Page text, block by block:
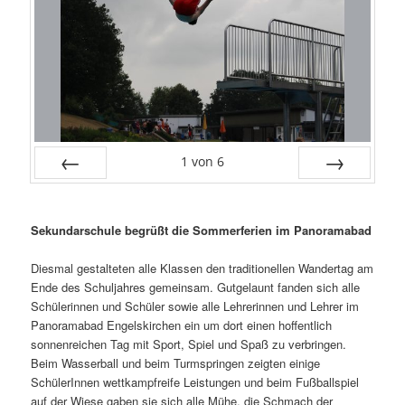
1 von 6
Sekundarschule begrüßt die Sommerferien im Panoramabad
Diesmal gestalteten alle Klassen den traditionellen Wandertag am
Ende des Schuljahres gemeinsam. Gutgelaunt fanden sich alle
Schülerinnen und Schüler sowie alle Lehrerinnen und Lehrer im
Panoramabad Engelskirchen ein um dort einen hoffentlich
sonnenreichen Tag mit Sport, Spiel und Spaß zu verbringen.
Beim Wasserball und beim Turmspringen zeigten einige
SchülerInnen wettkampfreife Leistungen und beim Fußballspiel
auf der Wiese gaben sie sich alle Mühe, die Schmach der